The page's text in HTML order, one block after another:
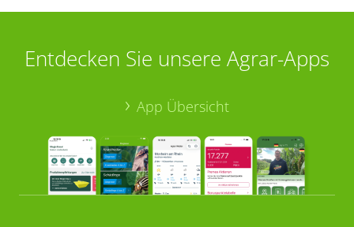
Entdecken Sie unsere Agrar-Apps
App Übersicht